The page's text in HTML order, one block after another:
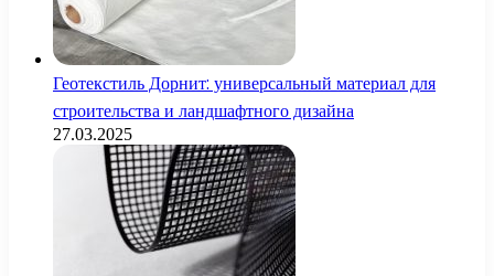
Геотекстиль Дорнит: универсальный материал для
строительства и ландшафтного дизайна
27.03.2025